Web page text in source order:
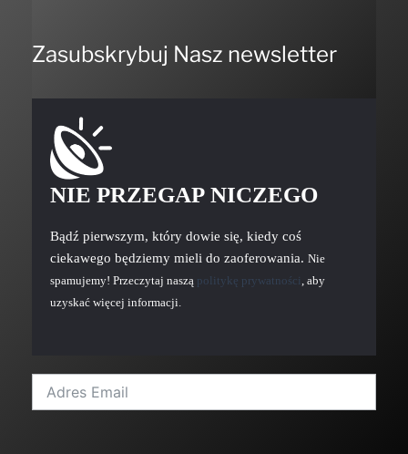
Zasubskrybuj Nasz newsletter
NIE PRZEGAP NICZEGO
Bądź pierwszym, który dowie się, kiedy coś
ciekawego będziemy mieli do zaoferowania. Nie
spamujemy! Przeczytaj naszą politykę prywatności, aby
uzyskać więcej informacji.